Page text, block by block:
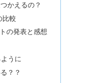
かえるの？
比較
の発表と感想
うに
？？